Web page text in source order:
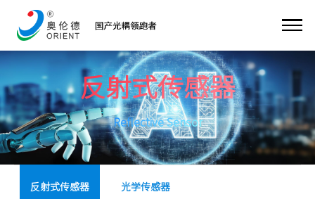
反射式传感器
Reflective Sensor
反射式传感器 光学传感器